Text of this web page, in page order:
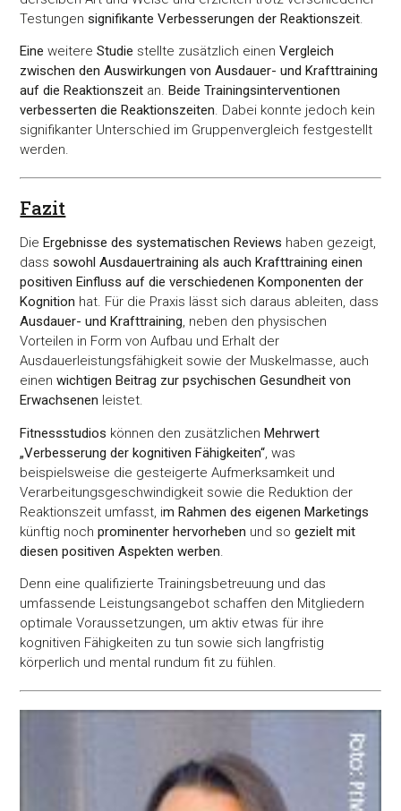
Testungensignifikante Verbesserungen der Reaktionszeit.
Eine weitereStudie stellte zusätzlich einenVergleich
zwischen den Auswirkungen von Ausdauer- und Krafttraining
auf die Reaktionszeit an.Beide Trainingsinterventionen
verbesserten die Reaktionszeiten. Dabei konnte jedoch kein
signifikanter Unterschied im Gruppenvergleich festgestellt
werden.
Fazit
DieErgebnisse des systematischen Reviews haben gezeigt,
dasssowohl Ausdauertraining als auch Krafttraining einen
positiven Einfluss auf die verschiedenen Komponenten der
Kognition hat. Für die Praxis lässt sich daraus ableiten, dass
Ausdauer- und Krafttraining, neben den physischen
Vorteilen in Form von Aufbau und Erhalt der
Ausdauerleistungsfähigkeit sowie der Muskelmasse, auch
einenwichtigen Beitrag zur psychischen Gesundheit von
Erwachsenen leistet.
Fitnessstudios können den zusätzlichenMehrwert
„Verbesserung der kognitiven Fähigkeiten“ , was
beispielsweise die gesteigerte Aufmerksamkeit und
Verarbeitungsgeschwindigkeit sowie die Reduktion der
Reaktionszeit umfasst, im Rahmen des eigenen Marketings
künftig nochprominenter hervorheben und sogezielt mit
diesen positiven Aspekten werben
Denn eine qualifizierte Trainingsbetreuung und das
umfassende Leistungsangebot schaffen den Mitgliedern
optimale Voraussetzungen, um aktiv etwas für ihre
kognitiven Fähigkeiten zu tun sowie sich langfristig
körperlich und mental rundum fit zu fühlen.